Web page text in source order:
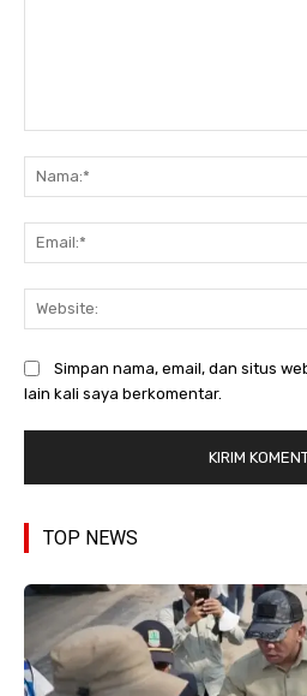
Simpan nama, email, dan situs
lain kali saya berkomentar.
TOP NEWS